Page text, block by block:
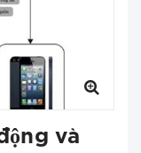
và